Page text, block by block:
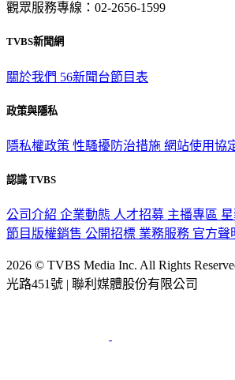
觀眾服務專線：02-2656-1599
TVBS新聞網
關於我們 56新聞台節目表
政策與隱私
隱私權政策 性騷擾防治措施 網站使用協
認識 TVBS
公司介紹 企業動態 人才招募 主播專區
節目版權銷售 公開招標 業務服務 官方聲
2026 © TVBS Media Inc. All Rights
光路451號 | 聯利媒體股份有限公司